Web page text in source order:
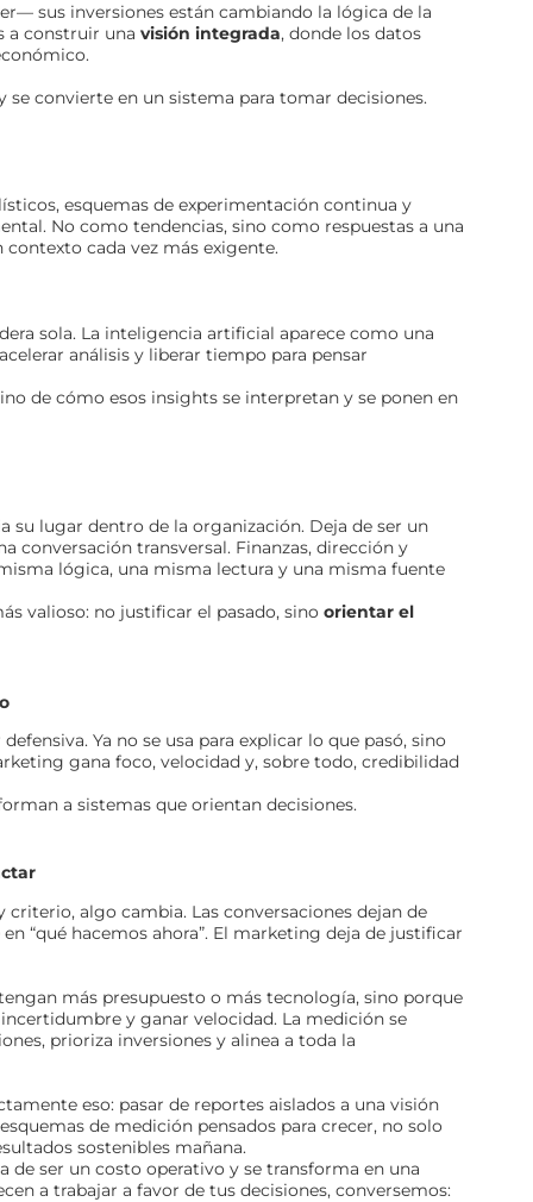
sus inversiones están cambiando la lógica de la
a construir una visión integrada, donde los datos
convierte en un sistema para tomar decisiones.
esquemas de experimentación continua y
No como tendencias, sino como respuestas a una
cada vez más exigente.
sola. La inteligencia artificial aparece como una
análisis y liberar tiempo para pensar
de cómo esos insights se interpretan y se ponen en
lugar dentro de la organización. Deja de ser un
conversación transversal. Finanzas, dirección y
lógica, una misma lectura y una misma fuente
valioso: no justificar el pasado, sino orientar el
Ya no se usa para explicar lo que pasó, sino
gana foco, velocidad y, sobre todo, credibilidad
a sistemas que orientan decisiones.
algo cambia. Las conversaciones dejan de
“qué hacemos ahora”. El marketing deja de justificar
más presupuesto o más tecnología, sino porque
y ganar velocidad. La medición se
prioriza inversiones y alinea a toda la
eso: pasar de reportes aislados a una visión
de medición pensados para crecer, no solo
sostenibles mañana.
de ser un costo operativo y se transforma en una
a trabajar a favor de tus decisiones, conversemos: